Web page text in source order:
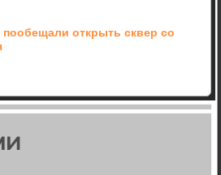
открыть сквер со